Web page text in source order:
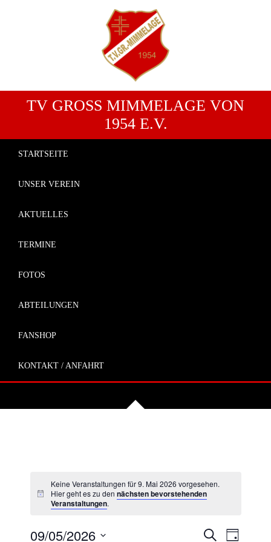
TV GROSS MIMMELAGE VON 1
954 E.V.
STARTSEITE
UNSER VEREIN
AKTUELLES
TERMINE
FOTOS
ABTEILUNGEN
FANSHOP
KONTAKT / ANFAHRT
Keine Veranstaltungen für 9. Mai 2026 vorgesehen.
Hier geht es zu den nächsten bevorstehenden
Veranstaltungen.
Suche
Tag
09/05/2026